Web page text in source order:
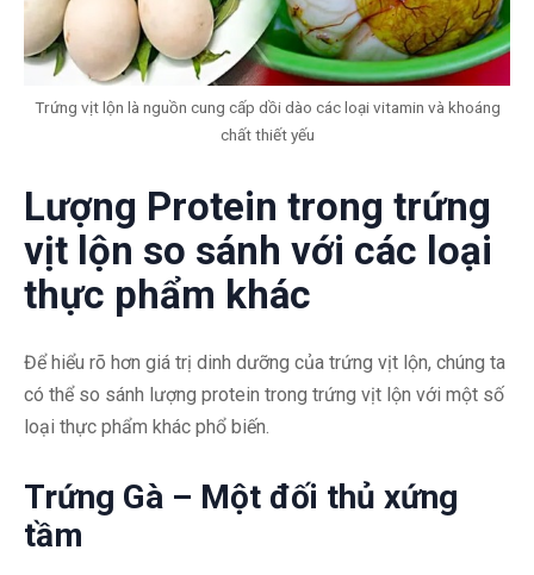
Trứng vịt lộn là nguồn cung cấp dồi dào các loại vitamin và khoáng
chất thiết yếu
Lượng Protein trong trứng
vịt lộn so sánh với các loại
thực phẩm khác
Để hiểu rõ hơn giá trị dinh dưỡng của trứng vịt lộn, chúng ta
có thể so sánh lượng protein trong trứng vịt lộn với một số
loại thực phẩm khác phổ biến.
Trứng Gà – Một đối thủ xứng
tầm